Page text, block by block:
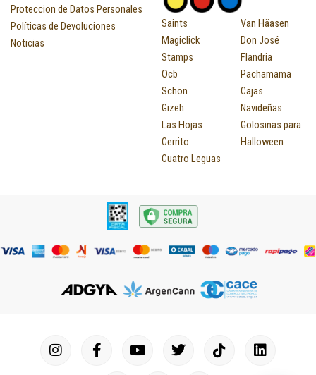
Proteccion de Datos Personales
Políticas de Devoluciones
Noticias
Saints
Magiclick
Stamps
Ocb
Schön
Gizeh
Las Hojas
Cerrito
Cuatro Leguas
Van Häasen
Don José
Flandria
Pachamama
Cajas
Navideñas
Golosinas para
Halloween
I
n
F
a
Y
o
T
w
I
c
L
i